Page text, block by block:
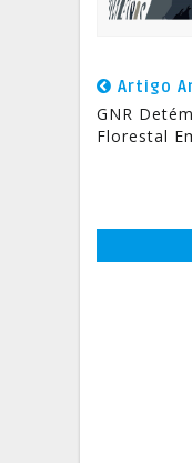
Artigo
GNR
Florestal